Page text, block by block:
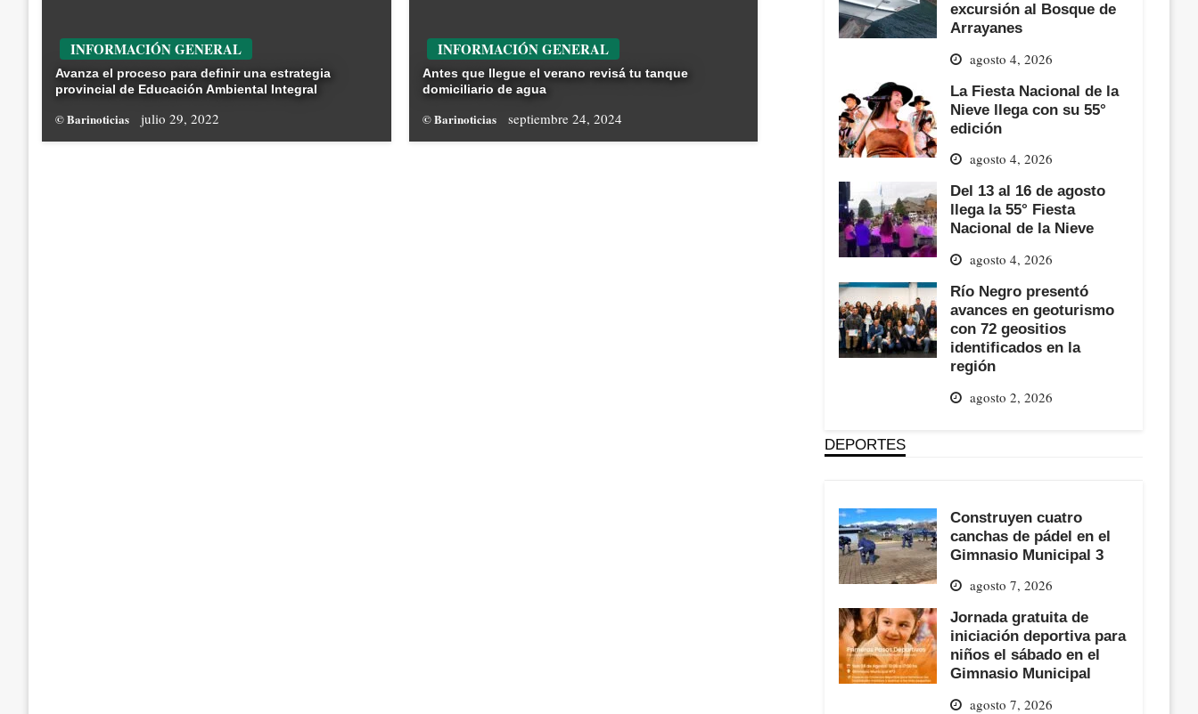
INFORMACIÓN GENERAL
Avanza el proceso para definir una estrategia
provincial de Educación Ambiental Integral
© Barinoticias julio 29, 2022
INFORMACIÓN GENERAL
Antes que llegue el verano revisá tu tanque
domiciliario de agua
© Barinoticias septiembre 24, 2024
excursión al Bosque de
Arrayanes
agosto 4, 2026
La Fiesta Nacional de la
Nieve llega con su 55°
edición
agosto 4, 2026
Del 13 al 16 de agosto
llega la 55° Fiesta
Nacional de la Nieve
agosto 4, 2026
Río Negro presentó
avances en geoturismo
con 72 geositios
identificados en la
región
agosto 2, 2026
DEPORTES
Construyen cuatro
canchas de pádel en el
Gimnasio Municipal 3
agosto 7, 2026
Jornada gratuita de
iniciación deportiva para
niños el sábado en el
Gimnasio Municipal
agosto 7, 2026